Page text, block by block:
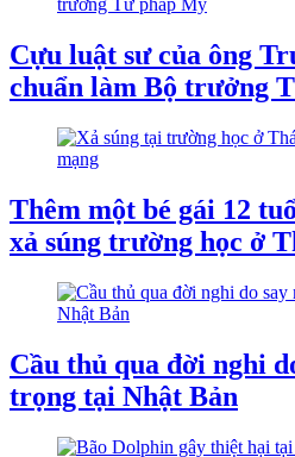
Cựu luật sư của ông
chuẩn làm Bộ trưởng
Thêm một bé gái 12
xả súng trường học ở
Cầu thủ qua đời nghi
trọng tại Nhật Bản